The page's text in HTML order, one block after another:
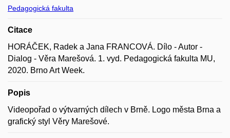
Pedagogická fakulta
Citace
HORÁČEK, Radek a Jana FRANCOVÁ. Dílo - Autor -
Dialog - Věra Marešová. 1. vyd. Pedagogická fakulta MU,
2020. Brno Art Week.
Popis
Videopořad o výtvarných dílech v Brně. Logo města Brna a
grafický styl Věry Marešové.